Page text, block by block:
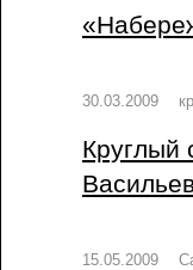
30.03.2009
Круглый
15.05.2009